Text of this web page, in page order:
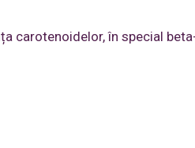
carotenoidelor, în special